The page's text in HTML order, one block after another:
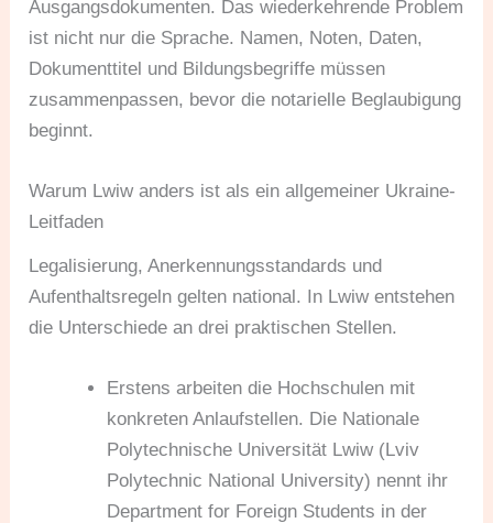
Ausgangsdokumenten. Das wiederkehrende Problem
ist nicht nur die Sprache. Namen, Noten, Daten,
Dokumenttitel und Bildungsbegriffe müssen
zusammenpassen, bevor die notarielle Beglaubigung
beginnt.
Warum Lwiw anders ist als ein allgemeiner Ukraine-
Leitfaden
Legalisierung, Anerkennungsstandards und
Aufenthaltsregeln gelten national. In Lwiw entstehen
die Unterschiede an drei praktischen Stellen.
Erstens arbeiten die Hochschulen mit
konkreten Anlaufstellen. Die Nationale
Polytechnische Universität Lwiw (Lviv
Polytechnic National University) nennt ihr
Department for Foreign Students in der